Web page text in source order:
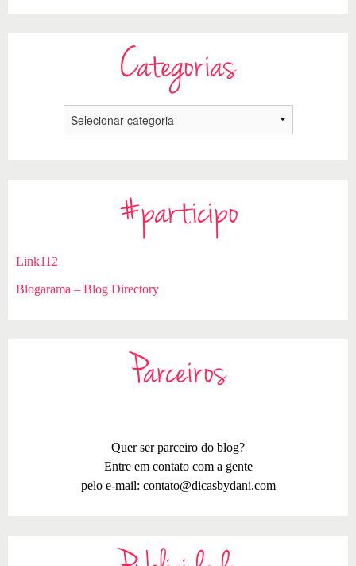
Categorias
#participo
Link112
Blogarama – Blog Directory
Parceiros
Quer ser parceiro do blog?
Entre em contato com a gente
pelo e-mail: contato@dicasbydani.com